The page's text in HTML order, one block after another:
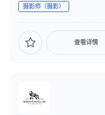
を目指しています。
摄影师（摄影）
查看详情